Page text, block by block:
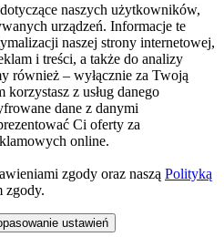
naszych użytkowników,
urządzeń. Informacje te
naszej strony internetowej,
i treści, a także do analizy
również – wyłącznie za Twoją
z usług danego
dane z danymi
Ci oferty za
online.
zgody oraz naszą Polityką
zgody.
ustawień